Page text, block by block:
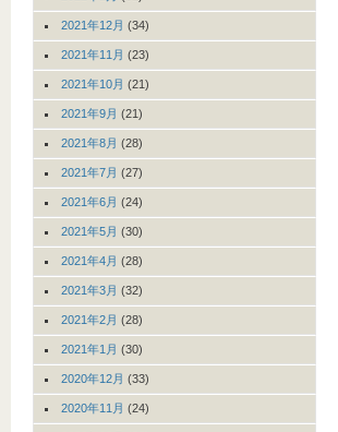
2021年12月 (34)
2021年11月 (23)
2021年10月 (21)
2021年9月 (21)
2021年8月 (28)
2021年7月 (27)
2021年6月 (24)
2021年5月 (30)
2021年4月 (28)
2021年3月 (32)
2021年2月 (28)
2021年1月 (30)
2020年12月 (33)
2020年11月 (24)